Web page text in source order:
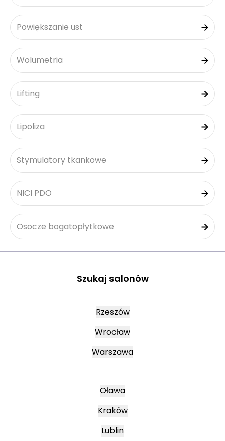
Powiększanie ust
Wolumetria
Lifting
Lipoliza
Stymulatory tkankowe
NICI PDO
Osocze bogatopłytkowe
Szukaj salonów
Rzeszów
Wrocław
Warszawa
Oława
Kraków
Lublin